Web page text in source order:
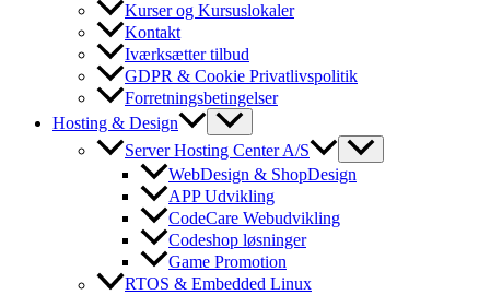
Kurser og Kursuslokaler
Kontakt
Iværksætter tilbud
GDPR & Cookie Privatlivspolitik
Forretningsbetingelser
Hosting & Design
Server Hosting Center A/S
WebDesign & ShopDesign
APP Udvikling
CodeCare Webudvikling
Codeshop løsninger
Game Promotion
RTOS & Embedded Linux